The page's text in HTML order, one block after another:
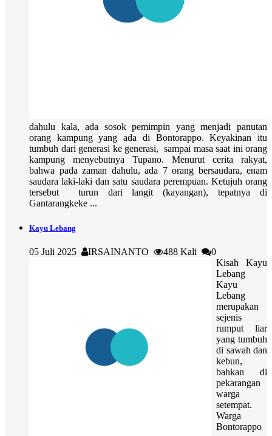
dahulu kala, ada sosok pemimpin yang menjadi panutan
orang kampung yang ada di Bontorappo. Keyakinan itu
tumbuh dari generasi ke generasi, sampai masa saat ini orang
kampung menyebutnya Tupano. Menurut cerita rakyat,
bahwa pada zaman dahulu, ada 7 orang bersaudara, enam
saudara laki-laki dan satu saudara perempuan. Ketujuh orang
tersebut turun dari langit (kayangan), tepatnya di
Gantarangkeke ...
Kayu Lebang
05 Juli 2025 IRSAINANTO 488 Kali
0
Kisah Kayu
Lebang
Kayu
Lebang
merupakan
sejenis
rumput liar
yang tumbuh
di sawah dan
kebun,
bahkan di
pekarangan
warga
setempat.
Warga
Bontorappo